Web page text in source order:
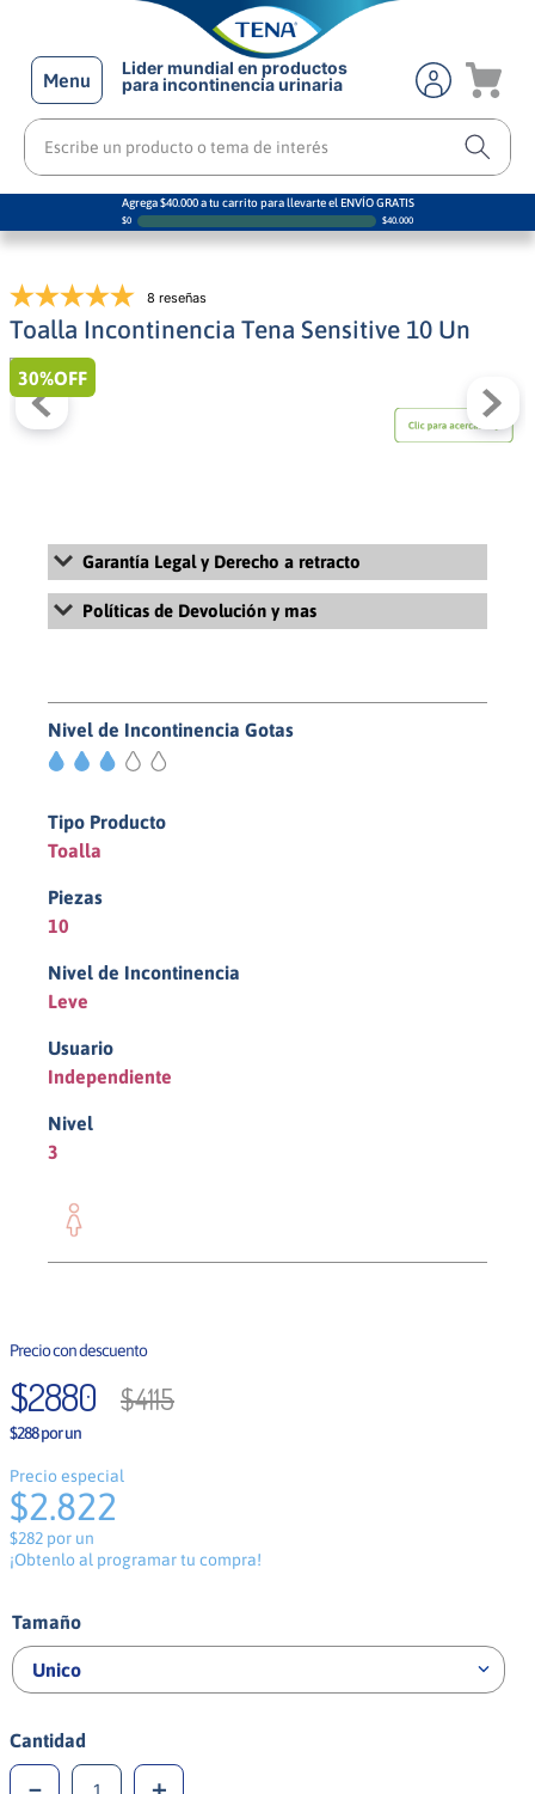
Menu
Lider mundial en productos
para incontinencia urinaria
Escribe un producto o tema de interés
Agrega $40.000 a tu carrito para llevarte el ENVÍO GRATIS
$0 $40.000
8 reseñas
Toalla Incontinencia Tena Sensitive 10 Un
30%OFF
Garantía Legal y Derecho a retracto
Para más información sobre la Garantía Legal y Derecho de
retracto, revisa nuestros Términos y Condiciones Generales de
Políticas de Devolución y mas
Nivel de Incontinencia Gotas
3/5
Tipo Producto
Toalla
Piezas
10
Nivel de Incontinencia
Leve
Usuario
Independiente
Nivel
3
Mujer
$2880
$288 por un
$4115
Precio especial
$2.822
$282 por un
¡Obtenlo al programar tu compra!
Tamaño
Unico
Cantidad